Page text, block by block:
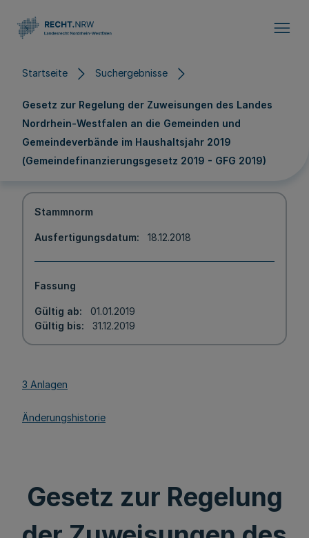
Startseite Suchergebnisse
Gesetz zur Regelung der Zuweisungen des Landes
Nordrhein-Westfalen an die Gemeinden und
Gemeindeverbände im Haushaltsjahr 2019
(Gemeindefinanzierungsgesetz 2019 - GFG 2019)
Stammnorm
Ausfertigungsdatum 18.12.2018
Fassung
Gültig ab
01.01.2019
Gültig bis
31.12.2019
3 Anlagen
Änderungshistorie
Gesetz zur Regelung